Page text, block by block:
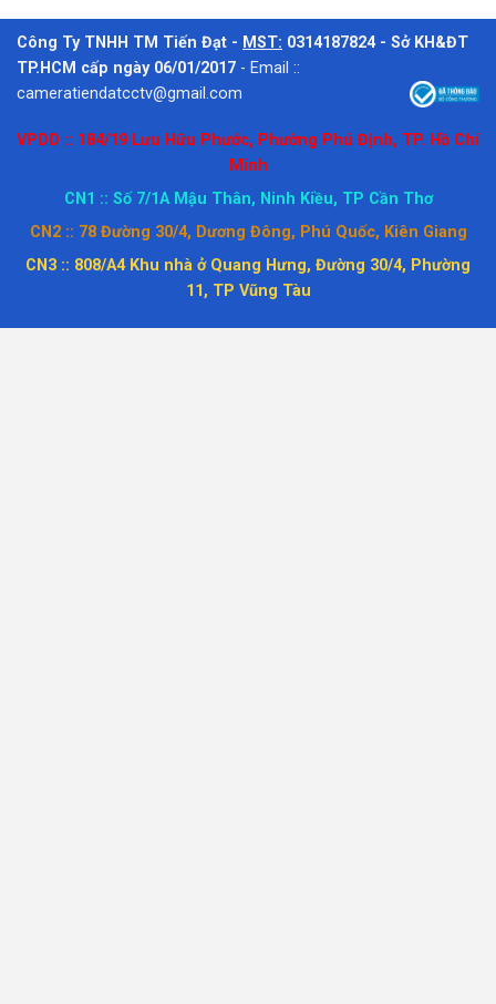
Công Ty TNHH TM Tiến Đạt - MST: 0314187824 - Sở KH&ĐT
TP.HCM cấp ngày 06/01/2017 - Email ::
cameratiendatcctv@gmail.com
VPDD :: 184/19 Lưu Hữu Phước, Phường Phú Định, TP. Hồ Chí
Minh
CN1 :: Số 7/1A Mậu Thân, Ninh Kiều, TP Cần Thơ
CN2 :: 78 Đường 30/4, Dương Đông, Phú Quốc, Kiên Giang
CN3 :: 808/A4 Khu nhà ở Quang Hưng, Đường 30/4, Phường
11, TP Vũng Tàu